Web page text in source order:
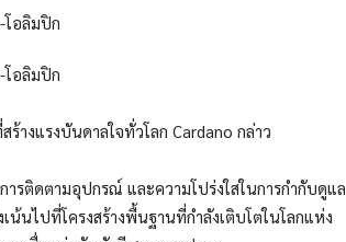
างแรงบันดาลใจทั่วโลก Cardano กล่าว
รติดตามอุปกรณ์ และความโปร่งใสในการกำกับดูแล
ไปที่โครงสร้างพื้นฐานที่กำลังเติบโตในโลกแห่ง